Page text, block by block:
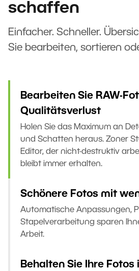
schaffen
Einfacher. Schneller.
Sie bearbeiten, sortieren
Bearbeiten Sie RAW-
Qualitätsverlust
Holen Sie das Maximum an
und Schatten heraus. Zoner
Editor, der nicht-destruktiv
bleibt immer erhalten.
Schönere Fotos mit
Automatische Anpassungen,
Stapelverarbeitung sparen
Arbeit.
Behalten Sie Ihre Fotos